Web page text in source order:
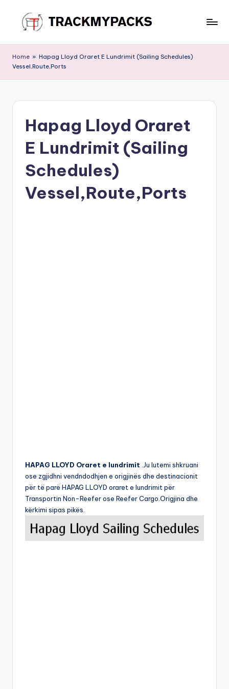
content
r
a
M
Home » Hapag Lloyd Oraret E Lundrimit (Sailing Schedules)
Vessel,Route,Ports
Hapag Lloyd Oraret
E Lundrimit (Sailing
Schedules)
Vessel,Route,Ports
HAPAG LLOYD Oraret e lundrimit .Ju lutemi shkruani
ose zgjidhni vendndodhjen e origjinës dhe destinacionit
për të parë HAPAG LLOYD oraret e lundrimit për
Transportin Non-Reefer ose Reefer Cargo.Origjina dhe
kërkimi sipas pikës.